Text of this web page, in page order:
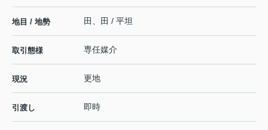
地目 / 地勢 田、田 / 平坦
取引態様 専任媒介
現況 更地
引渡し 即時